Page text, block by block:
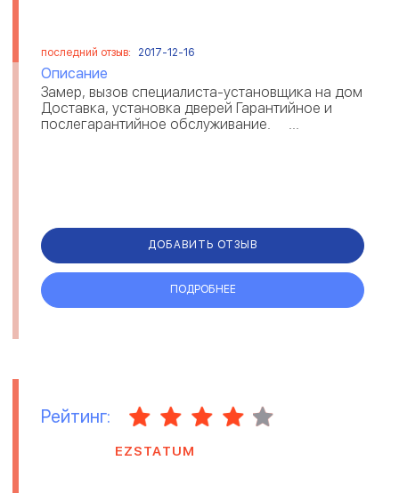
последний отзыв: 2017-12-16
Описание
Замер, вызов специалиста-установщика на дом
Доставка, установка дверей Гарантийное и
послегарантийное обслуживание. ...
ДОБАВИТЬ ОТЗЫВ
ПОДРОБНЕЕ
Рейтинг:
EZSTATUM